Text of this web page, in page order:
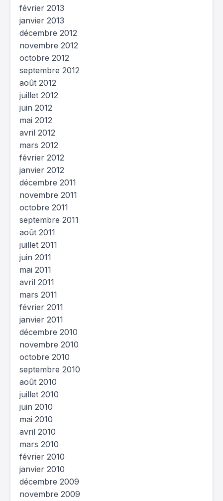
février 2013
janvier 2013
décembre 2012
novembre 2012
octobre 2012
septembre 2012
août 2012
juillet 2012
juin 2012
mai 2012
avril 2012
mars 2012
février 2012
janvier 2012
décembre 2011
novembre 2011
octobre 2011
septembre 2011
août 2011
juillet 2011
juin 2011
mai 2011
avril 2011
mars 2011
février 2011
janvier 2011
décembre 2010
novembre 2010
octobre 2010
septembre 2010
août 2010
juillet 2010
juin 2010
mai 2010
avril 2010
mars 2010
février 2010
janvier 2010
décembre 2009
novembre 2009